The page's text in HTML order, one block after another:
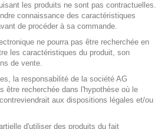
les produits ne sont pas contractuelles.
connaissance des caractéristiques
de procéder à sa commande.
ne pourra pas être recherchée en
les caractéristiques du produit, son
de vente.
la responsabilité de la société AG
être recherchée dans l'hypothèse où le
aux dispositions légales et/ou
d'utiliser des produits du fait